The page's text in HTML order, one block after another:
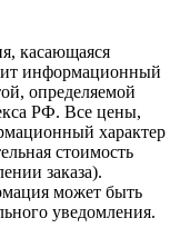
касающаяся
информационный
определяемой
РФ. Все цены,
характер
стоимость
заказа).
может быть
уведомления.